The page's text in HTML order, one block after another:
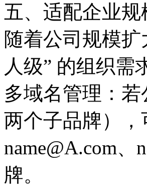
五、适配企业
随着公司规模
人级” 的组织需
多域名管理：
两个子品牌）
name@A.com
牌。